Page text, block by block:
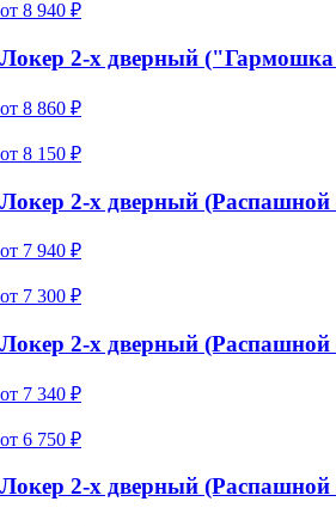
от 8 940 ₽
Локер 2-х дверный
от 8 860 ₽
от 8 150 ₽
Локер 2-х дверный (Распашной
от 7 940 ₽
от 7 300 ₽
Локер 2-х дверный (Распашной
от 7 340 ₽
от 6 750 ₽
Локер 2-х дверный (Распашной